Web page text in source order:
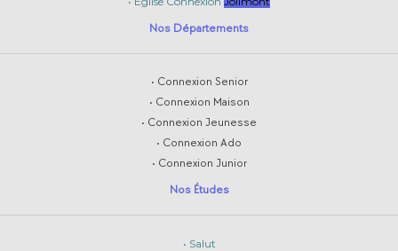
Nos Départements
• Connexion Senior
• Connexion Maison
• Connexion Jeunesse
• Connexion Ado
• Connexion Junior
Nos Études
• Salut